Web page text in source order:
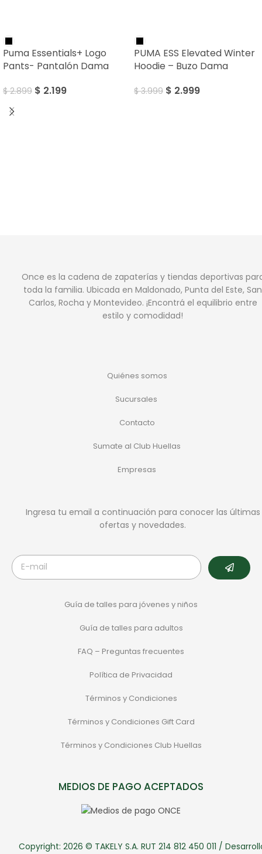
Puma Essentials+ Logo
Pants- Pantalón Dama
$2.899 $ 2.199
PUMA ESS Elevated Winter
Hoodie – Buzo Dama
$3.999 $ 2.999
Once es la cadena de zapaterías y tiendas deportivas
toda la familia. Ubicada en Maldonado, Punta del Este, San
Carlos, Rocha y Montevideo. ¡Encontrá el equilibrio entre
estilo y comodidad!
Quiénes somos
Sucursales
Contacto
Sumate al Club Huellas
Empresas
Ingresa tu email a continuación para conocer las últimas
ofertas y novedades.
Guía de talles para jóvenes y niños
Guía de talles para adultos
FAQ – Preguntas frecuentes
Política de Privacidad
Términos y Condiciones
Términos y Condiciones Gift Card
Términos y Condiciones Club Huellas
MEDIOS DE PAGO ACEPTADOS
Copyright: 2026 © TAKELY S.A. RUT 214 812 450 011 /